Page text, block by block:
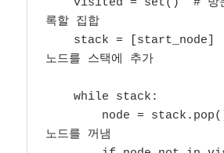
록할 집합
노드를 스택에 추가
노드를 꺼냄